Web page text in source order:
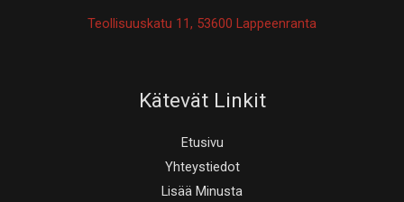
Teollisuuskatu 11, 53600 Lappeenranta
Kätevät Linkit
Etusivu
Yhteystiedot
Lisää Minusta